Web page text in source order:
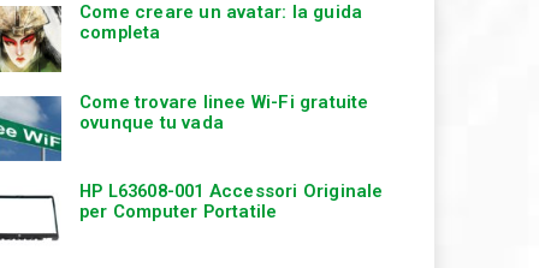
Come creare un avatar: la guida
completa
Come trovare linee Wi-Fi gratuite
ovunque tu vada
HP L63608-001 Accessori Originale
per Computer Portatile